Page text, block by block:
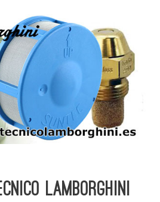
Lamborghini